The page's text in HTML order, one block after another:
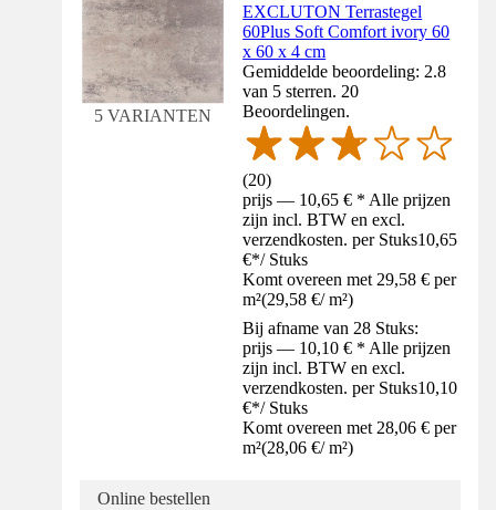
5 VARIANTEN
EXCLUTON Terrastegel
60Plus Soft Comfort ivory 60
x 60 x 4 cm
Gemiddelde beoordeling: 2.8
van 5 sterren. 20
Beoordelingen.
(20)
prijs — 10,65 € * Alle prijzen
zijn incl. BTW en excl.
verzendkosten. per Stuks10,65
€*/ Stuks
Komt overeen met 29,58 € per
m²(29,58 €/ m²)
Bij afname van 28 Stuks:
prijs — 10,10 € * Alle prijzen
zijn incl. BTW en excl.
verzendkosten. per Stuks10,10
€*/ Stuks
Komt overeen met 28,06 € per
m²(28,06 €/ m²)
Online bestellen